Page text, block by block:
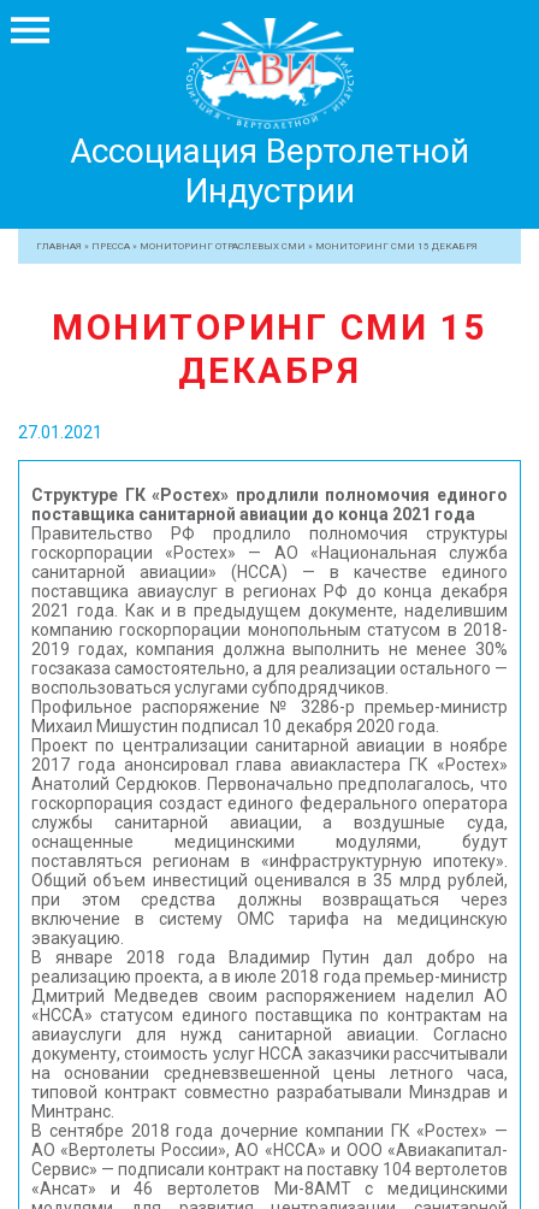
Ассоциация Вертолетной
Индустрии
Вертолетной
Индустрии
+7 499 755 99 29
ЧЛЕНЫ АВИ
МЕРОПРИЯТИЯ
ЖУРНАЛ
ПРЕССА
МЕДИА
КОНТАКТЫ
ГЛАВНАЯ » ПРЕССА » МОНИТОРИНГ ОТРАСЛЕВЫХ СМИ » МОНИТОРИНГ СМИ 15 ДЕКАБРЯ
МОНИТОРИНГ СМИ 15
ДЕКАБРЯ
27.01.2021
Структуре ГК «Ростех» продлили полномочия единого
поставщика санитарной авиации до конца 2021 года
Правительство РФ продлило полномочия структуры
госкорпорации «Ростех» — АО «Национальная служба
санитарной авиации» (НССА) — в качестве единого
поставщика авиауслуг в регионах РФ до конца декабря
2021 года. Как и в предыдущем документе, наделившим
компанию госкорпорации монопольным статусом в 2018-
2019 годах, компания должна выполнить не менее 30%
госзаказа самостоятельно, а для реализации остального —
воспользоваться услугами субподрядчиков.
Профильное распоряжение № 3286-р премьер-министр
Михаил Мишустин подписал 10 декабря 2020 года.
Проект по централизации санитарной авиации в ноябре
2017 года анонсировал глава авиакластера ГК «Ростех»
Анатолий Сердюков. Первоначально предполагалось, что
госкорпорация создаст единого федерального оператора
службы санитарной авиации, а воздушные суда,
оснащенные медицинскими модулями, будут
поставляться регионам в «инфраструктурную ипотеку».
Общий объем инвестиций оценивался в 35 млрд рублей,
при этом средства должны возвращаться через
включение в систему ОМС тарифа на медицинскую
эвакуацию.
В январе 2018 года Владимир Путин дал добро на
реализацию проекта, а в июле 2018 года премьер-министр
Дмитрий Медведев своим распоряжением наделил АО
«НССА» статусом единого поставщика по контрактам на
авиауслуги для нужд санитарной авиации. Согласно
документу, стоимость услуг НССА заказчики рассчитывали
на основании средневзвешенной цены летного часа,
типовой контракт совместно разрабатывали Минздрав и
Минтранс.
В сентябре 2018 года дочерние компании ГК «Ростех» —
АО «Вертолеты России», АО «НССА» и ООО «Авиакапитал-
Сервис» — подписали контракт на поставку 104 вертолетов
«Ансат» и 46 вертолетов Ми-8АМТ с медицинскими